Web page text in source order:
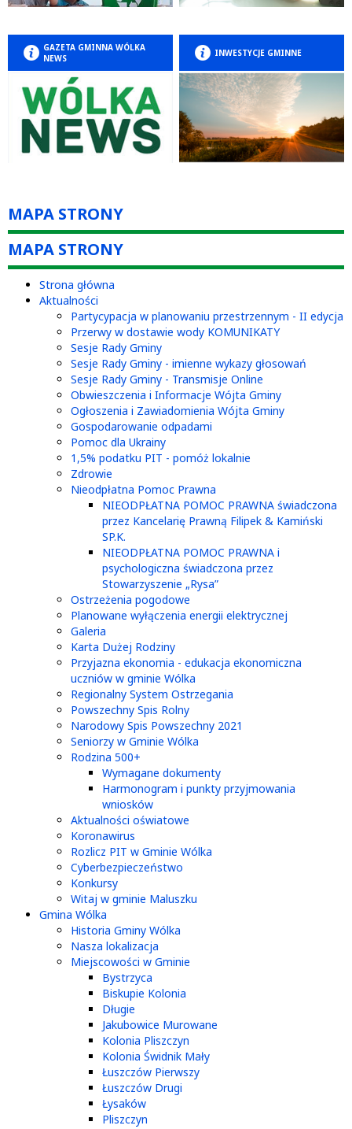
GAZETA GMINNA WÓLKA
NEWS
INWESTYCJE GMINNE
MAPA STRONY
MAPA STRONY
Strona główna
Aktualności
Partycypacja w planowaniu przestrzennym - II edycja
Przerwy w dostawie wody KOMUNIKATY
Sesje Rady Gminy
Sesje Rady Gminy - imienne wykazy głosowań
Sesje Rady Gminy - Transmisje Online
Obwieszczenia i Informacje Wójta Gminy
Ogłoszenia i Zawiadomienia Wójta Gminy
Gospodarowanie odpadami
Pomoc dla Ukrainy
1,5% podatku PIT - pomóż lokalnie
Zdrowie
Nieodpłatna Pomoc Prawna
NIEODPŁATNA POMOC PRAWNA świadczona
przez Kancelarię Prawną Filipek & Kamiński
SP.K.
NIEODPŁATNA POMOC PRAWNA i
psychologiczna świadczona przez
Stowarzyszenie „Rysa”
Ostrzeżenia pogodowe
Planowane wyłączenia energii elektrycznej
Galeria
Karta Dużej Rodziny
Przyjazna ekonomia - edukacja ekonomiczna
uczniów w gminie Wólka
Regionalny System Ostrzegania
Powszechny Spis Rolny
Narodowy Spis Powszechny 2021
Seniorzy w Gminie Wólka
Rodzina 500+
Wymagane dokumenty
Harmonogram i punkty przyjmowania
wniosków
Aktualności oświatowe
Koronawirus
Rozlicz PIT w Gminie Wólka
Cyberbezpieczeństwo
Konkursy
Witaj w gminie Maluszku
Gmina Wólka
Historia Gminy Wólka
Nasza lokalizacja
Miejscowości w Gminie
Bystrzyca
Biskupie Kolonia
Długie
Jakubowice Murowane
Kolonia Pliszczyn
Kolonia Świdnik Mały
Łuszczów Pierwszy
Łuszczów Drugi
Łysaków
Pliszczyn